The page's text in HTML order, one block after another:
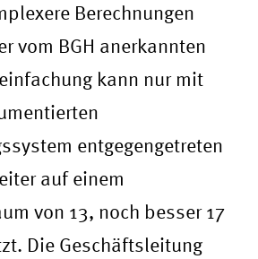
Berechnungen
vom BGH anerkannten
kann nur mit
entgegengetreten
auf einem
von 13, noch besser 17
Die Geschäftsleitung